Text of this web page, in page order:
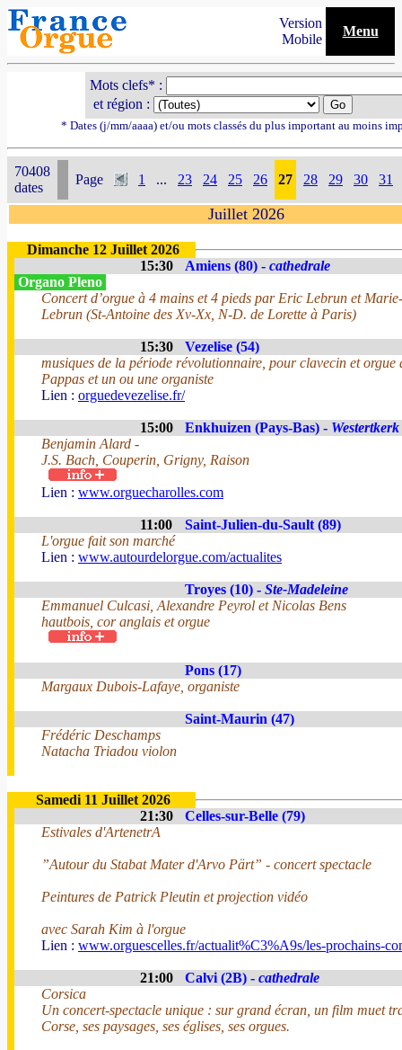
Version
Mobile
Menu
Mots clefs* :
et région :
* Dates (j/mm/aaaa) et/ou mots classés du plus important au moins
70408
dates
Page 1 ... 23 24 25 26 27 28 29 30 31
Juillet 2026
Dimanche 12 Juillet 2026
15:30
Amiens (80) - cathedrale
Organo Pleno
Concert d’orgue à 4 mains et 4 pieds par Eric Lebrun et
Lebrun (St-Antoine des Xv-Xx, N-D. de Lorette à Paris)
15:30
Vezelise (54)
musiques de la période révolutionnaire, pour clavecin et orgue
Pappas et un ou une organiste
Lien : orguedevezelise.fr/
15:00 Enkhuizen (Pays-Bas) - Westertkerk
Benjamin Alard -
J.S. Bach, Couperin, Grigny, Raison
Lien : www.orguecharolles.com
11:00
Saint-Julien-du-Sault (89)
L'orgue fait son marché
Lien : www.autourdelorgue.com/actualites
Troyes (10) - Ste-Madeleine
Emmanuel Culcasi, Alexandre Peyrol et Nicolas Bens
hautbois, cor anglais et orgue
Pons (17)
Margaux Dubois-Lafaye, organiste
Saint-Maurin (47)
Frédéric Deschamps
Natacha Triadou violon
Samedi 11 Juillet 2026
21:30
Celles-sur-Belle (79)
Estivales d'ArtenetrA
”Autour du Stabat Mater d'Arvo Pärt” - concert spectacle
Peintures de Patrick Pleutin et projection vidéo
avec Sarah Kim à l'orgue
Lien : www.orguescelles.fr/actualit%C3%A9s/les-prochains-
21:00 Calvi (2B) - cathedrale
Corsica
Un concert-spectacle unique : sur grand écran, un film muet
Corse, ses paysages, ses églises, ses orgues.